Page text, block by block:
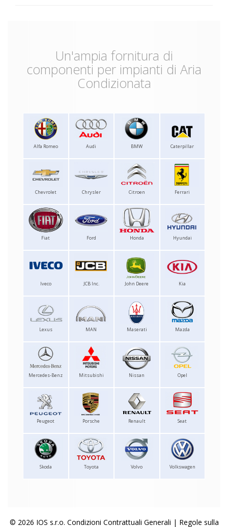
Un'ampia fornitura di
componenti per impianti di Aria
Condizionata
Alfa Romeo Audi BMW Caterpillar
Chevrolet Chrysler Citroen Ferrari
Fiat Ford Honda Hyundai
Iveco JCB Inc. John Deere Kia
Lexus MAN Maserati Mazda
Mercedes-Benz Mitsubishi Nissan Opel
Peugeot Porsche Renault Seat
Skoda Toyota Volvo Volkswagen
© 2026 IOS s.r.o. Condizioni Contrattuali Generali | Regole sulla